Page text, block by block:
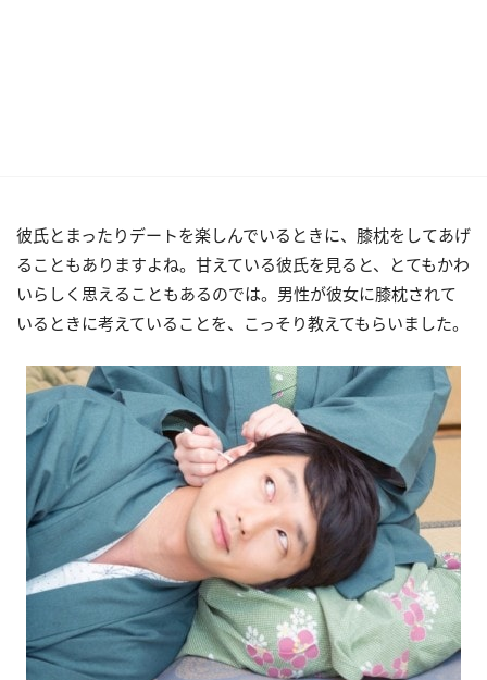
彼氏とまったりデートを楽しんでいるときに、膝枕をしてあげ
ることもありますよね。甘えている彼氏を見ると、とてもかわ
いらしく思えることもあるのでは。男性が彼女に膝枕されて
いるときに考えていることを、こっそり教えてもらいました。